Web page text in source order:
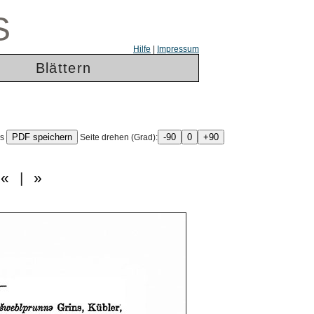
Hilfe Impressum
Blättern
Seite drehen (Grad):
| »